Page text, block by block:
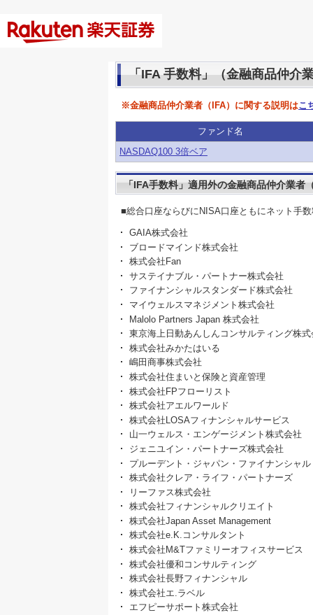
「IFA 手数料」（金融商品仲介
※金融商品仲介業者（IFA）に関する説明はこ
ファンド名
NASDAQ100 3倍ベア
「IFA手数料」適用外の金融商品仲介業者
■総合口座ならびにNISA口座ともにネット手
GAIA株式会社
ブロードマインド株式会社
株式会社Fan
サステイナブル・パートナー株式会社
ファイナンシャルスタンダード株式会社
マイウェルスマネジメント株式会社
Malolo Partners Japan 株式会社
東京海上日動あんしんコンサルティング株式
株式会社みかたはいる
嶋田商事株式会社
株式会社住まいと保険と資産管理
株式会社FPフローリスト
株式会社アエルワールド
株式会社LOSAフィナンシャルサービス
山一ウェルス・エンゲージメント株式会社
ジェニユイン・パートナーズ株式会社
プルーデント・ジャパン・ファイナンシャ
株式会社クレア・ライフ・パートナーズ
リーファス株式会社
株式会社フィナンシャルクリエイト
株式会社Japan Asset Management
株式会社e.K.コンサルタント
株式会社M&Tファミリーオフィスサービス
株式会社優和コンサルティング
株式会社長野フィナンシャル
株式会社エ.ラベル
エフピーサポート株式会社